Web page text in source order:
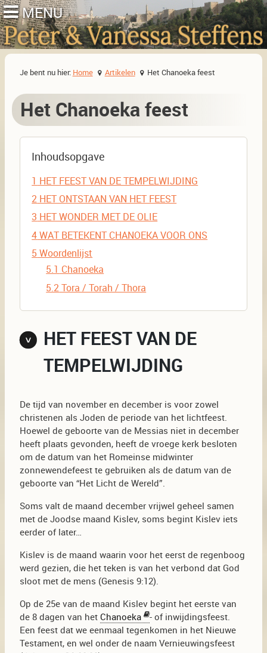
Je bent nu hier: Home Artikelen Het Chanoeka feest
Het Chanoeka feest
Inhoudsopgave
1 HET FEEST VAN DE TEMPELWIJDING
2 HET ONTSTAAN VAN HET FEEST
3 HET WONDER MET DE OLIE
4 WAT BETEKENT CHANOEKA VOOR ONS
5 Woordenlijst
5.1 Chanoeka
5.2 Tora / Torah / Thora
HET FEEST VAN DE
TEMPELWIJDING
De tijd van november en december is voor zowel
christenen als Joden de periode van het lichtfeest.
Hoewel de geboorte van de Messias niet in december
heeft plaats gevonden, heeft de vroege kerk besloten
om de datum van het Romeinse midwinter
zonnewendefeest te gebruiken als de datum van de
geboorte van “Het Licht de Wereld”.
Soms valt de maand december vrijwel geheel samen
met de Joodse maand Kislev, soms begint Kislev iets
eerder of later…
Kislev is de maand waarin voor het eerst de regenboog
werd gezien, die het teken is van het verbond dat God
sloot met de mens (Genesis 9:12).
Op de 25e van de maand Kislev begint het eerste van
de 8 dagen van het Chanoeka
- of inwijdingsfeest.
Een feest dat we eenmaal tegenkomen in het Nieuwe
Testament, en wel onder de naam Vernieuwingsfeest